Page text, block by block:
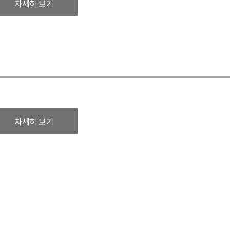
자세히 보기
자세히 보기